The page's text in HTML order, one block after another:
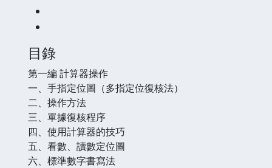
目錄
第一編 計算器操作
一、手指定位圖（多指定位復核法）
二、操作方法
三、單據復核程序
四、使用計算器的技巧
五、看數、讀數定位圖
六、標準數字書寫法